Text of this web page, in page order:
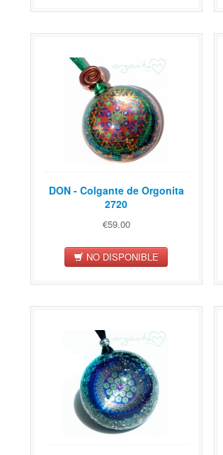
DON - Colgante de Orgonita
2720
€59.00
NO DISPONIBLE